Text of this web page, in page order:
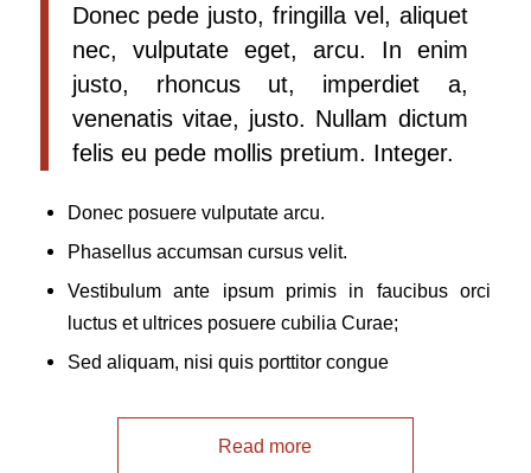
Donec pede justo, fringilla vel, aliquet
nec, vulputate eget, arcu. In enim
justo, rhoncus ut, imperdiet a,
venenatis vitae, justo. Nullam dictum
felis eu pede mollis pretium. Integer.
Donec posuere vulputate arcu.
Phasellus accumsan cursus velit.
Vestibulum ante ipsum primis in faucibus orci
luctus et ultrices posuere cubilia Curae;
Sed aliquam, nisi quis porttitor congue
Read more